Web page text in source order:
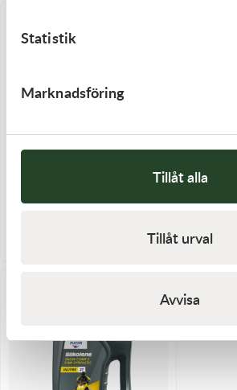
Statistik
Marknadsföring
Tillåt alla
Tillåt urval
Avvisa
Motorex Snowmobile Polar Synt
Motorex
Slut i lager